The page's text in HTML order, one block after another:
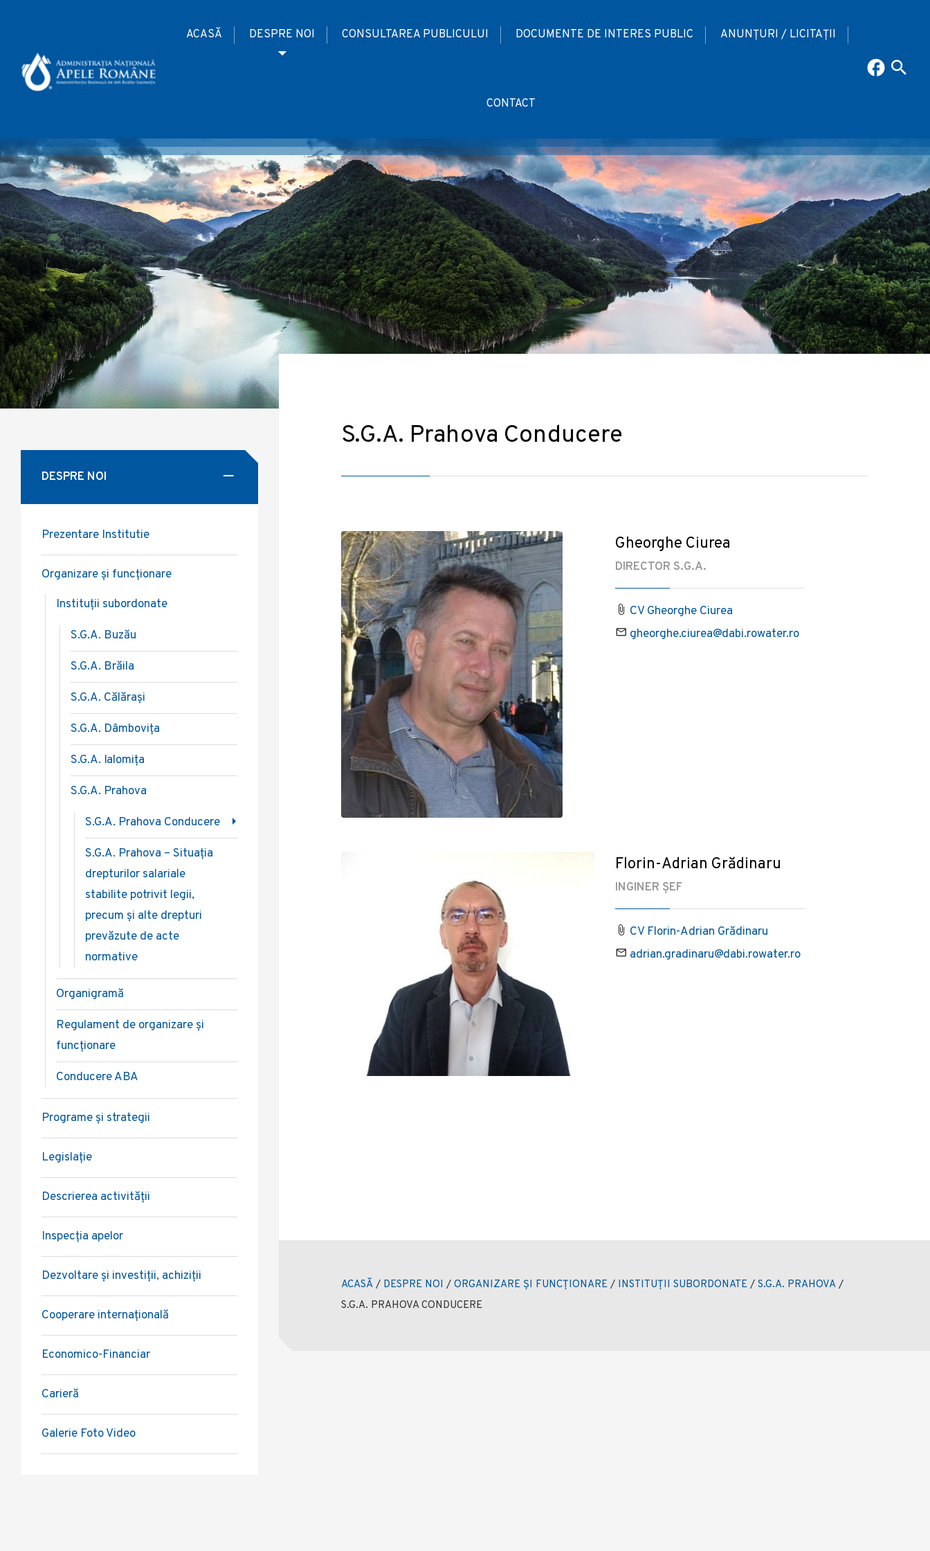
ACASĂ DESPRE NOI CONSULTAREA PUBLICULUI DOCUMENTE DE INTERES PUBLIC ANUNȚURI / LICITAȚII
CONTACT
S.G.A. Prahova Conducere
Gheorghe Ciurea
DIRECTOR S.G.A.
CV Gheorghe Ciurea
gheorghe.ciurea@dabi.rowater.ro
Florin-Adrian Grădinaru
INGINER ȘEF
CV Florin-Adrian Grădinaru
adrian.gradinaru@dabi.rowater.ro
ACASĂ / DESPRE NOI /ORGANIZARE ȘI FUNCȚIONARE / INSTITUȚII SUBORDONATE /S.G.A. PRAHOVA /
S.G.A. PRAHOVA CONDUCERE
DESPRE NOI
Prezentare Institutie
Organizare și funcționare
Instituții subordonate
S.G.A. Buzău
S.G.A. Brăila
S.G.A. Călărași
S.G.A. Dâmbovița
S.G.A. Ialomița
S.G.A. Prahova
S.G.A. Prahova Conducere
S.G.A. Prahova – Situația
drepturilor salariale
stabilite potrivit legii,
precum și alte drepturi
prevăzute de acte
normative
Organigramă
Regulament de organizare și
funcționare
Conducere ABA
Programe și strategii
Legislație
Descrierea activității
Inspecția apelor
Dezvoltare și investiții, achiziții
Cooperare internațională
Economico-Financiar
Carieră
Galerie Foto Video